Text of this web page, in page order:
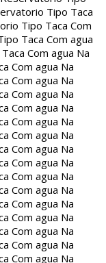
Tipo Taca
Tipo Taca Com
Taca Com agua
Com agua Na
Com agua Na
Com agua Na
Com agua Na
Com agua Na
Com agua Na
Com agua Na
Com agua Na
Com agua Na
Com agua Na
Com agua Na
Com agua Na
Com agua Na
Com agua Na
Com agua Na
Com agua Na